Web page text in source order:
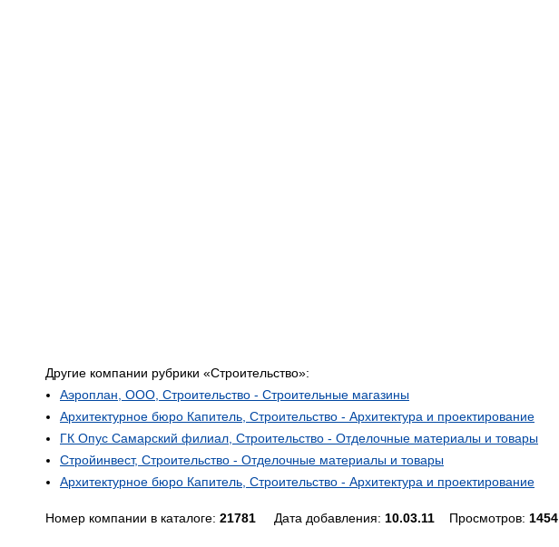
Другие компании рубрики «Строительство»:
Аэроплан, ООО, Строительство - Строительные магазины
Архитектурное бюро Капитель, Строительство - Архитектура и проектирование
ГК Опус Самарский филиал, Строительство - Отделочные материалы и товары
Стройинвест, Строительство - Отделочные материалы и товары
Архитектурное бюро Капитель, Строительство - Архитектура и проектирование
Номер компании в каталоге: 21781 Дата добавления: 10.03.11 Просмотров: 1454